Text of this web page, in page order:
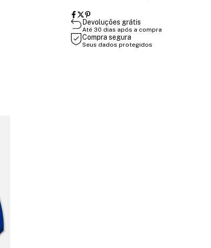
Devoluções grátis
Até 30 dias após a compra
Compra segura
Seus dados protegidos